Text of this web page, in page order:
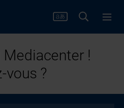
Mediacenter !
vous ?